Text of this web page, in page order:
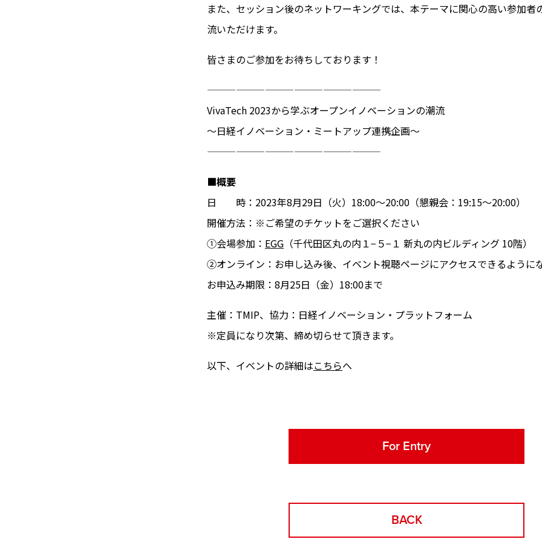
また、セッション後のネットワーキングでは、本テーマに関心の高い参加者
流いただけます。
皆さまのご参加をお待ちしております！
——————————————————
VivaTech 2023から学ぶオープンイノベーションの潮流
～日経イノベーション・ミートアップ連携企画～
——————————————————
■概要
日 時：2023年8月29日（火）18:00～20:00（懇親会：19:15～20:00）
開催方法：※ご希望のチケットをご選択ください
①会場参加： EGG （千代田区丸の内１−５−１ 新丸の内ビルディング 10階）
②オンライン：お申し込み後、イベント視聴ページにアクセスできるように
お申込み期限：8月25日（金）18:00まで
主催：TMIP、協力：日経イノベーション・プラットフォーム
※定員になり次第、締め切らせて頂きます。
以下、イベントの詳細はこちらへ
For Entry
BACK